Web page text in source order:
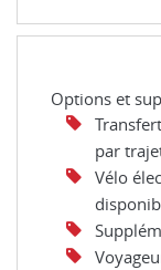
Options et
par
Vélo